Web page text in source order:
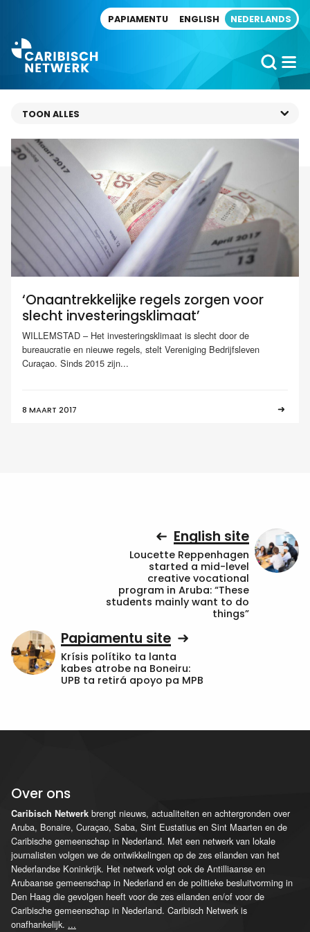
PAPIAMENTU ENGLISH NEDERLANDS
‘Onaantrekkelijke regels zorgen voor
slecht investeringsklimaat’
WILLEMSTAD – Het investeringsklimaat is slecht door de
bureaucratie en nieuwe regels, stelt Vereniging Bedrijfsleven
Curaçao. Sinds 2015 zijn...
8 MAART 2017
English site
Loucette Reppenhagen
started a mid-level
creative vocational
program in Aruba: “These
students mainly want to do
things”
Papiamentu site
Krísis polítiko ta lanta
kabes atrobe na Boneiru:
UPB ta retirá apoyo pa MPB
Over ons
Caribisch Netwerk brengt nieuws, actualiteiten en achtergronden over
Aruba, Bonaire, Curaçao, Saba, Sint Eustatius en Sint Maarten en de
Caribische gemeenschap in Nederland. Met een netwerk van lokale
journalisten volgen we de ontwikkelingen op de zes eilanden van het
Nederlandse Koninkrijk. Het netwerk volgt ook de Antilliaanse en
Arubaanse gemeenschap in Nederland en de politieke besluitvorming in
Den Haag die gevolgen heeft voor de zes eilanden en/of voor de
Caribische gemeenschap in Nederland. Caribisch Netwerk is
onafhankelijk. ...